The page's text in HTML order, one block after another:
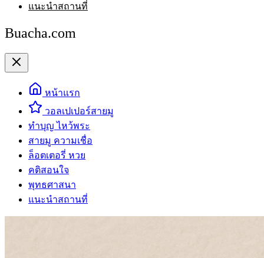
แนะนำสถานที่
Buacha.com
หน้าแรก
วอลเปเปอร์สายมู
ทำบุญ ไหว้พระ
สายมู ความเชื่อ
ล็อตเตอรี่ หวย
คติสอนใจ
พุทธศาสนา
แนะนำสถานที่